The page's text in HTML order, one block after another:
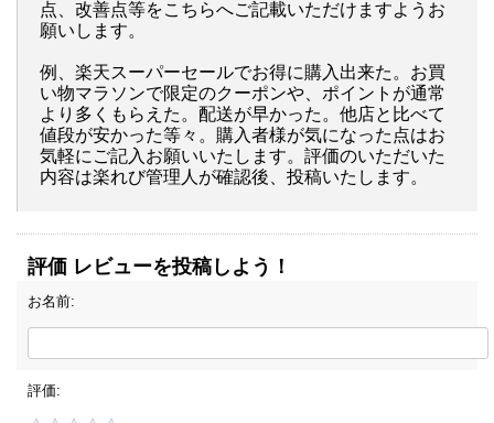
点、改善点等をこちらへご記載いただけますようお
願いします。
例、楽天スーパーセールでお得に購入出来た。お買
い物マラソンで限定のクーポンや、ポイントが通常
より多くもらえた。配送が早かった。他店と比べて
値段が安かった等々。購入者様が気になった点はお
気軽にご記入お願いいたします。評価のいただいた
内容は楽れび管理人が確認後、投稿いたします。
評価 レビューを投稿しよう！
お名前:
評価: